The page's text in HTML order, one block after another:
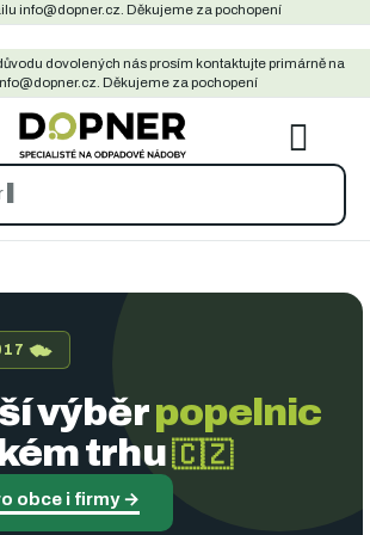
info@dopner.cz. Děkujeme za pochopení
dovolených nás prosím kontaktujte primárně na
Děkujeme za pochopení
KOŠÍK
výběrpopelnic
trhu🇨🇿
obce i firmy→